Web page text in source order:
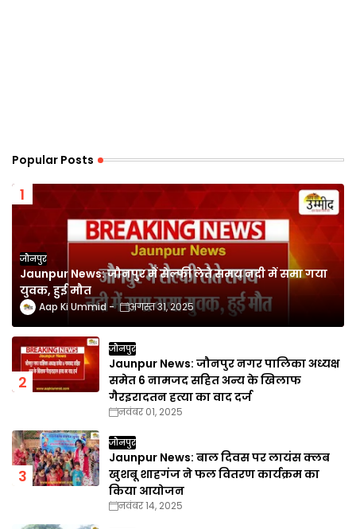
Popular Posts
जौनपुर
Jaunpur News: जौनपुर में सेल्फी लेते समय नदी में समा गया
युवक, हुई मौत
Aap Ki Ummid अगस्त 31, 2025
जौनपुर
Jaunpur News: जौनपुर नगर पालिका अध्यक्ष
समेत 6 नामजद सहित अन्य के खिलाफ
गैरइरादतन हत्या का वाद दर्ज
नवंबर 01, 2025
जौनपुर
Jaunpur News: बाल दिवस पर लायंस क्लब
खुशबू शाहगंज ने फल वितरण कार्यक्रम का
किया आयोजन
नवंबर 14, 2025